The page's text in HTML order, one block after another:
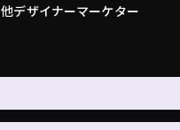
デザイナーマーケター